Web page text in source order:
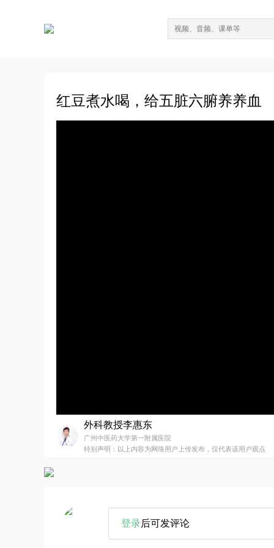
红豆煮水喝，给五脏六腑养养血
外科教授李惠东
广州中医药大学第一附属医院
特别声明：以上内容为网络用户上传发布，仅代表该用户观点
登录后可发评论